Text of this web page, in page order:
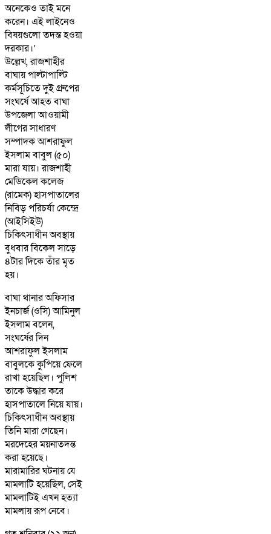
অনেকেও তাই মনে
করেন। এই লাইনেও
বিষয়গুলো তদন্ত হওয়া
দরকার।’
উল্লেখ, রাজশাহীর
বাঘায় পাল্টাপাল্টি
কর্মসূচিতে দুই গ্রুপের
সংঘর্ষে আহত বাঘা
উপজেলা আওয়ামী
লীগের সাধারণ
সম্পাদক আশরাফুল
ইসলাম বাবুল (৫০)
মারা যায়। রাজশাহী
মেডিকেল কলেজ
(রামেক) হাসপাতালের
নিবিড় পরিচর্যা কেন্দ্রে
(আইসিইউ)
চিকিৎসাধীন অবস্থায়
বুধবার বিকেল সাড়ে
৪টার দিকে তাঁর মৃত
হয়।
বাঘা থানার অফিসার
ইনচার্জ (ওসি) আমিনুল
ইসলাম বলেন,
সংঘর্ষের দিন
আশরাফুল ইসলাম
বাবুলকে কুপিয়ে ফেলে
রাখা হয়েছিল। পুলিশ
তাকে উদ্ধার করে
হাসপাতালে নিয়ে যায়।
চিকিৎসাধীন অবস্থায়
তিনি মারা গেছেন।
মরদেহের ময়নাতদন্ত
করা হয়েছে।
মারামারির ঘটনায় যে
মামলাটি হয়েছিল, সেই
মামলাটিই এখন হত্যা
মামলায় রূপ নেবে।